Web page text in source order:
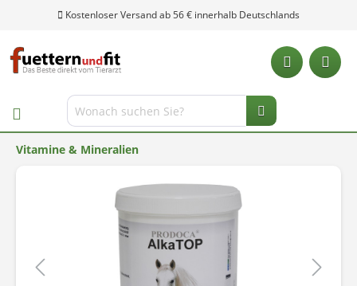
Kostenloser Versand ab 56 € innerhalb Deutschlands
Vitamine & Mineralien